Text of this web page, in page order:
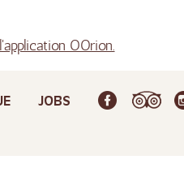
l'application OOrion.
JOBS